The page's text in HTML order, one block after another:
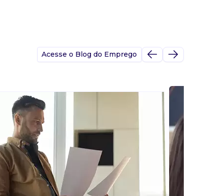
Acesse o Blog do Emprego